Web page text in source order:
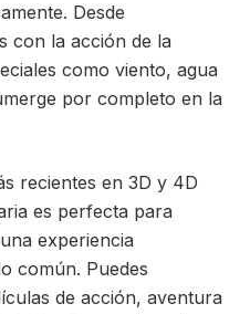
Desde
con la acción de la
como viento, agua
por completo en la
recientes en 3D y 4D
es perfecta para
experiencia
común. Puedes
de acción, aventura